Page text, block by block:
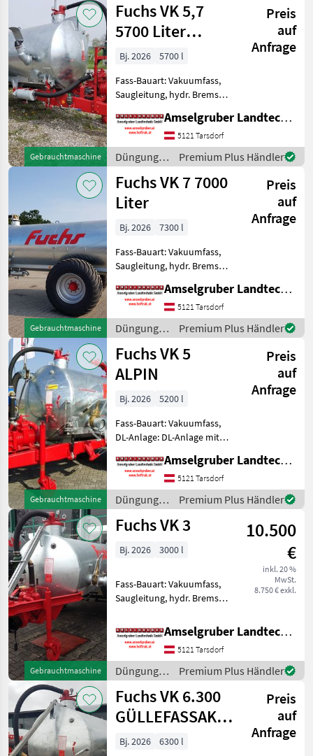
Beregnung
/ Fuchs
Gebrauchtmaschine
Fuchs VK 5,7
5700 Liter
Einachs
Preis
auf
Anfrage
Bj. 2026
5700 l
Fass-Bauart: Vakuumfass,
Saugleitung, hydr. Bremsen,
Güllefässer- In Massivität
und Langlebigkeit
unschlagbar! (Stärkste
Materialstärken + Beste Ma
Amselgruber Landtechnik GmbH
5121 Tarsdorf
Düngung
und
Beregnung
/ Fuchs
Premium Plus Händler
Gebrauchtmaschine
Fuchs VK 7 7000
Liter
Preis
auf
Anfrage
Bj. 2026
7300 l
Fass-Bauart: Vakuumfass,
Saugleitung, hydr. Bremsen,
Güllefässer- In Massivität
und Langlebigkeit
unschlagbar! (Stärkste
Materialstärken + Beste Ma
Amselgruber Landtechnik GmbH
5121 Tarsdorf
Düngung
und
Beregnung
/ Fuchs
Premium Plus Händler
Gebrauchtmaschine
Fuchs VK 5
ALPIN
Preis
auf
Anfrage
Bj. 2026
5200 l
Fass-Bauart: Vakuumfass,
DL-Anlage: DL-Anlage mit
Massivität und
Langlebigkeit unschlagbar!
(Stärkste Materialstärken +
Beste Materialen und
Amselgruber Landtechnik GmbH
5121 Tarsdorf
Düngung
und
Beregnung
Premium Plus Händler
Gebrauchtmaschine
Fuchs VK 3
10.500
€
inkl. 20 %
MwSt.
8.750 € exkl.
Bj. 2026 3000 l
Fass-Bauart: Vakuumfass,
Saugleitung, hydr. Bremsen,
Güllefässer- In Massivität
und Langlebigkeit
unschlagbar! (Stärkste
Materialstärken + Beste Ma
Amselgruber Landtechnik GmbH
5121 Tarsdorf
Düngung
und
Beregnung
/ Fuchs
Premium Plus Händler
Fuchs VK 6.300
GÜLLEFASSAKTION
Österreichedition
Preis
auf
Anfrage
Bj. 2026
6300 l